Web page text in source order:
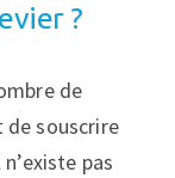
?
de
de souscrire
pas